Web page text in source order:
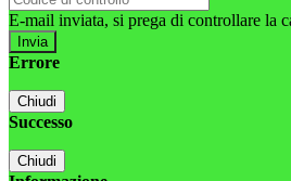
E-mail inviata, si prega di controllare la
Errore
Chiudi
Successo
Chiudi